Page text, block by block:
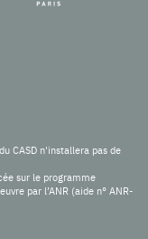
CASD n'installera pas de
sur le programme
par l’ANR (aide n° ANR-